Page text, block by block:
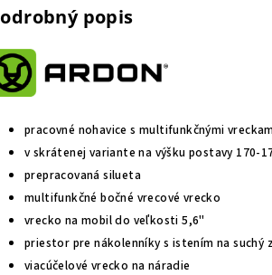
popis
pracovné nohavice s multifunkčnými
v skrátenej variante na výšku postavy 170-
prepracovaná silueta
multifunkčné bočné vrecové vrecko
vrecko na mobil do veľkosti 5,6"
priestor pre nákolenníky s istením na suchý
viacúčelové vrecko na náradie